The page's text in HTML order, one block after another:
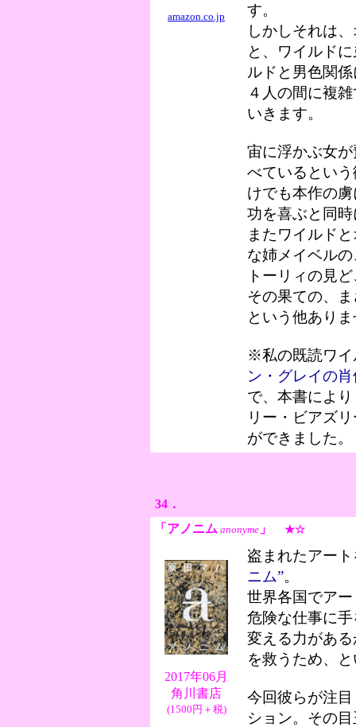
amazon.co.jp
す。
しかしそれは
と、ワイルド
ルドと男色関
４人の間に複
いきます。
宙に浮かぶ女
べているとい
けでも本作の
功を喜ぶと同
またワイルド
な姉メイベル
トーリィの見
その果ての、
という他あり
※私の既読ワイ
ン・グレイの
で、本書によ
リー・ビアズ
ができました。
34．
「アノニム anonyme 」 ★☆
2017年06月
角川書店
(1500円＋税)
盗まれたアー
ニム”。
世界各国でア
危険な仕事に
変える力があ
を救うため、
今回彼らが注
ション。その